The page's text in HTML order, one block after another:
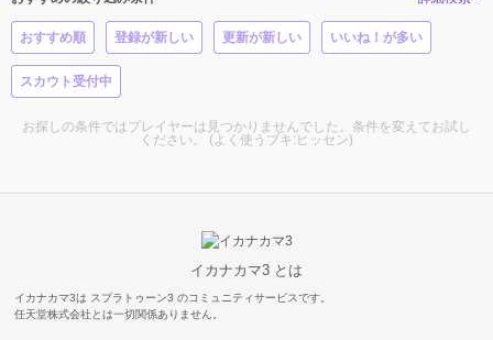
おすすめ順 登録が新しい 更新が新しい いいね！が多い
スカウト受付中
お探しの条件ではプレイヤーは見つかりませんでした。条件を変えてお試し
ください。 (よく使うブキ:ヒッセン)
イカナカマ3 とは
イカナカマ3は スプラトゥーン3 のコミュニティサービスです。
任天堂株式会社とは一切関係ありません。